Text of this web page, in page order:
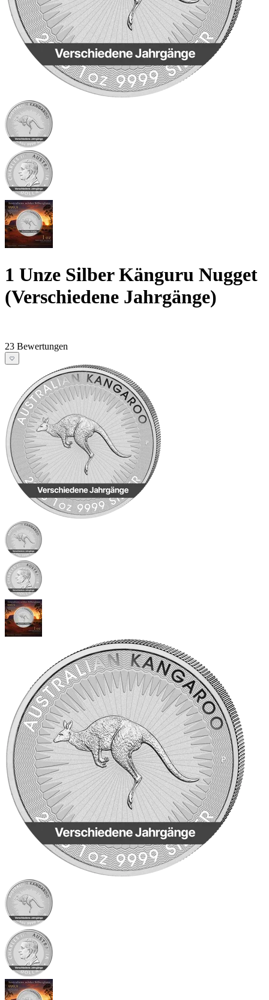
1 Unze Silber Känguru Nugget
(Verschiedene Jahrgänge)
23 Bewertungen